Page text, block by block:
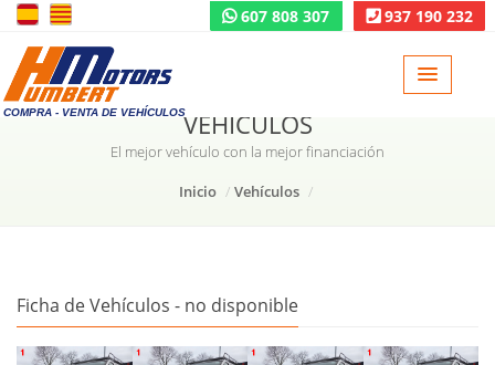
937 190 232
607 808 307
COMPRA - VENTA DE VEHÍCULOSVEHÍCULOS
El mejor vehículo con la mejor financiación
Inicio
Vehículos
Ficha de Vehículos - no disponible